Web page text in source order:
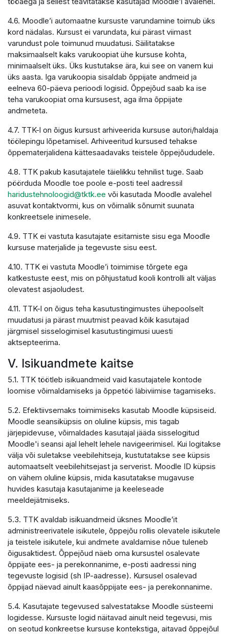
4.6. Moodle’i automaatne kursuste varundamine toimub üks
kord nädalas. Kursust ei varundata, kui pärast viimast
varundust pole toimunud muudatusi. Säilitatakse
maksimaalselt kaks varukoopiat ühe kursuse kohta,
minimaalselt üks. Üks kustutakse ära, kui see on vanem kui
üks aasta. Iga varukoopia sisaldab õppijate andmeid ja
eelneva 60-päeva perioodi logisid. Õppejõud saab ka ise
teha varukoopiat oma kursusest, aga ilma õppijate
andmeteta.
4.7. TTK-l on õigus kursust arhiveerida kursuse autori/haldaja
töölepingu lõpetamisel. Arhiveeritud kursused tehakse
õppematerjalidena kättesaadavaks teistele õppejõududele.
4.8. TTK pakub kasutajatele täielikku tehnilist tuge. Saab
pöörduda Moodle toe poole e-posti teel aadressil
haridustehnoloogid@tktk.ee või kasutada Moodle avalehel
asuvat kontaktvormi, kus on võimalik sõnumit suunata
konkreetsele inimesele.
4.9. TTK ei vastuta kasutajate esitamiste sisu ega Moodle
kursuse materjalide ja tegevuste sisu eest.
4.10. TTK ei vastuta Moodle’i toimimise tõrgete ega
katkestuste eest, mis on põhjustatud kooli kontrolli alt väljas
olevatest asjaoludest.
4.11. TTK-l on õigus teha kasutustingimustes ühepoolselt
muudatusi ja pärast muutmist peavad kõik kasutajad
järgmisel sisselogimisel kasutustingimusi uuesti
aktsepteerima.
V. Isikuandmete kaitse
5.1. TTK töötleb isikuandmeid vaid kasutajatele kontode
loomise võimaldamiseks ja õppetöö läbiviimise tagamiseks.
5.2. Efektiivsemaks toimimiseks kasutab Moodle küpsiseid.
Moodle seansiküpsis on oluline küpsis, mis tagab
järjepidevuse, võimaldades kasutajal jääda sisselogitud
Moodle'i seansi ajal lehelt lehele navigeerimisel. Kui logitakse
välja või suletakse veebilehitseja, kustutatakse see küpsis
automaatselt veebilehitsejast ja serverist. Moodle ID küpsis
on vähem oluline küpsis, mida kasutatakse mugavuse
huvides kasutaja kasutajanime ja keeleseade
meeldejätmiseks.
5.3. TTK avaldab isikuandmeid üksnes Moodle’it
administreerivatele isikutele, õppejõu rollis olevatele isikutele
ja teistele isikutele, kui andmete avaldamise nõue tuleneb
õigusaktidest. Õppejõud näeb oma kursustel osalevate
õppijate ees- ja perekonnanime, e-posti aadressi ning
tegevuste logisid (sh IP-aadresse). Kursusel osalevad
õppijad näevad ainult kaasõppijate ees- ja perekonnanime.
5.4. Kasutajate tegevused salvestatakse Moodle süsteemi
logidesse. Kursuste logid näitavad ainult neid tegevusi, mis
on seotud konkreetse kursuse kontekstiga, aitavad õppejõul